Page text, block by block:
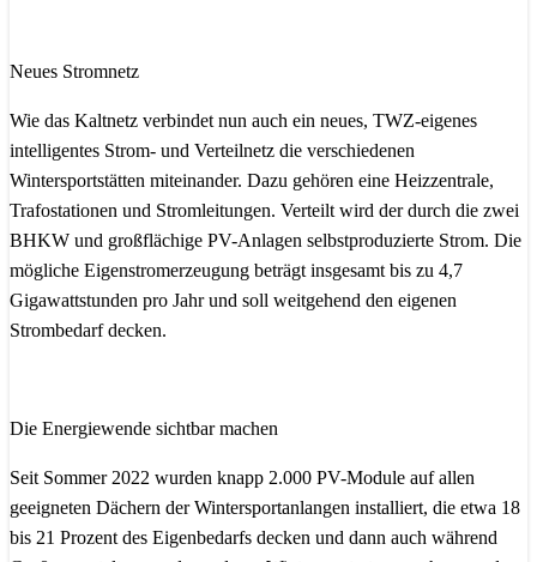
Neues Stromnetz
Wie das Kaltnetz verbindet nun auch ein neues, TWZ-eigenes
intelligentes Strom- und Verteilnetz die verschiedenen
Wintersportstätten miteinander. Dazu gehören eine Heizzentrale,
Trafostationen und Stromleitungen. Verteilt wird der durch die zwei
BHKW und großflächige PV-Anlagen selbstproduzierte Strom. Die
mögliche Eigenstromerzeugung beträgt insgesamt bis zu 4,7
Gigawattstunden pro Jahr und soll weitgehend den eigenen
Strombedarf decken.
Die Energiewende sichtbar machen
Seit Sommer 2022 wurden knapp 2.000 PV-Module auf allen
geeigneten Dächern der Wintersportanlangen installiert, die etwa 18
bis 21 Prozent des Eigenbedarfs decken und dann auch während